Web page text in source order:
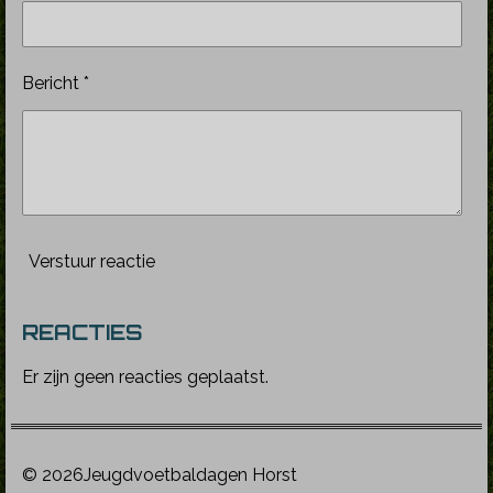
Bericht *
Verstuur reactie
REACTIES
Er zijn geen reacties geplaatst.
© 2026Jeugdvoetbaldagen Horst